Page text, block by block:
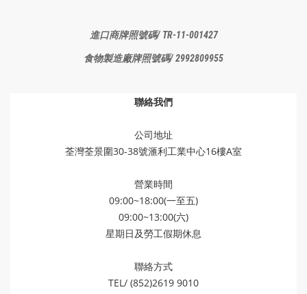
進口商牌照號碼/ TR-11-001427
食物製造廠牌照號碼/ 2992809955
聯絡我們
公司地址
荃灣荃景圍30-38號滙利工業中心16樓A室
營業時間
09:00~18:00(一至五)
09:00~13:00(六)
星期日及勞工假期休息
聯絡方式
TEL/ (852)2619 9010